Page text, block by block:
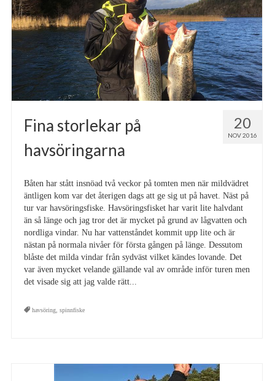
20
NOV 2016
Fina storlekar på
havsöringarna
Båten har stått insnöad två veckor på tomten men när mildvädret
äntligen kom var det återigen dags att ge sig ut på havet. Näst på
tur var havsöringsfiske. Havsöringsfisket har varit lite halvdant
än så länge och jag tror det är mycket på grund av lågvatten och
nordliga vindar. Nu har vattenståndet kommit upp lite och är
nästan på normala nivåer för första gången på länge. Dessutom
blåste det milda vindar från sydväst vilket kändes lovande. Det
var även mycket velande gällande val av område inför turen men
det visade sig att jag valde rätt...
havsöring, spinnfiske